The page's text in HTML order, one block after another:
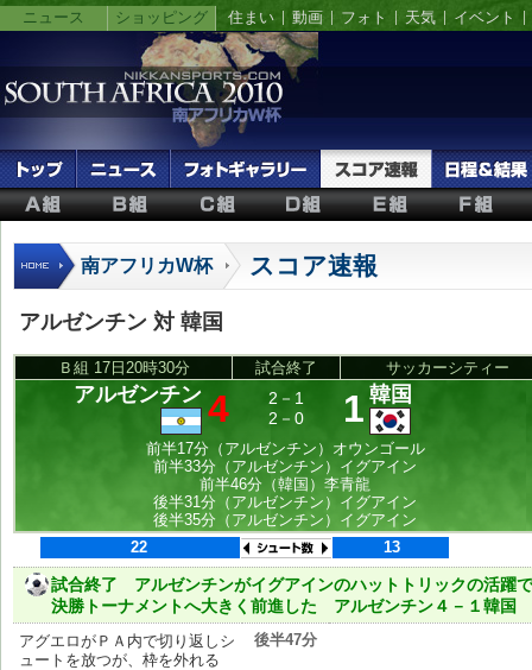
ニュース ショッピング 住まい 動画 フォト 天気 イベント
南アフリカW杯 スコア速報
アルゼンチン 対 韓国
Ｂ組 17日20時30分 試合終了 サッカーシティー
アルゼンチン 4
2－1
2－0
1 韓国
前半17分（アルゼンチン）オウンゴール
前半33分（アルゼンチン）イグアイン
前半46分（韓国）李青龍
後半31分（アルゼンチン）イグアイン
後半35分（アルゼンチン）イグアイン
22
13
試合終了 アルゼンチンがイグアインのハットトリックの活躍
決勝トーナメントへ大きく前進した アルゼンチン４－１韓国
アグエロがＰＡ内で切り返しシ
ュートを放つが、枠を外れる
後半47分